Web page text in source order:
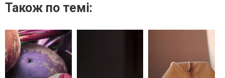
Також по темі: